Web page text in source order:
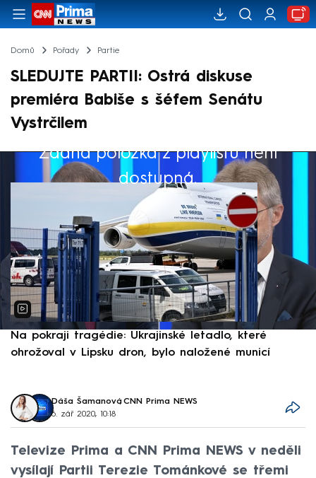
Domů Pořady Partie
SLEDUJTE PARTII: Ostrá diskuse
premiéra Babiše s šéfem Senátu
Vystrčilem
Žádná položka z playlistu není
dostupná.
Výběr redakce
Na pokraji tragédie: Ukrajinské letadlo, které
ohrožoval v Lipsku dron, bylo naložené municí
Dáša Šamanová, CNN Prima NEWS
6. zář 2020, 10:18
Televize Prima a CNN Prima NEWS v neděli
vysílají Partii Terezie Tománkové se třemi